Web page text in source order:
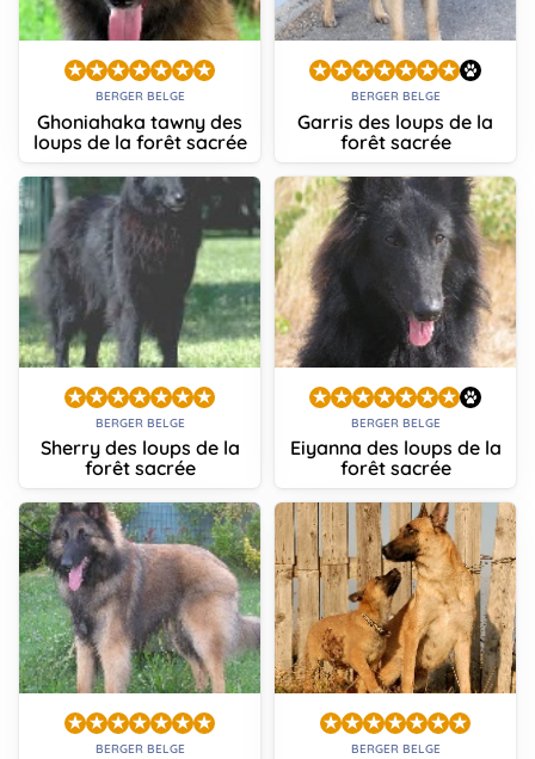
BERGER BELGE
Ghoniahaka tawny des
loups de la forêt sacrée
BERGER BELGE
Garris des loups de la
forêt sacrée
BERGER BELGE
Sherry des loups de la
forêt sacrée
BERGER BELGE
Eiyanna des loups de la
forêt sacrée
BERGER BELGE BERGER BELGE